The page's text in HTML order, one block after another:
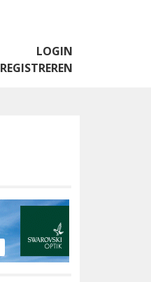
LOGIN
REGISTREREN